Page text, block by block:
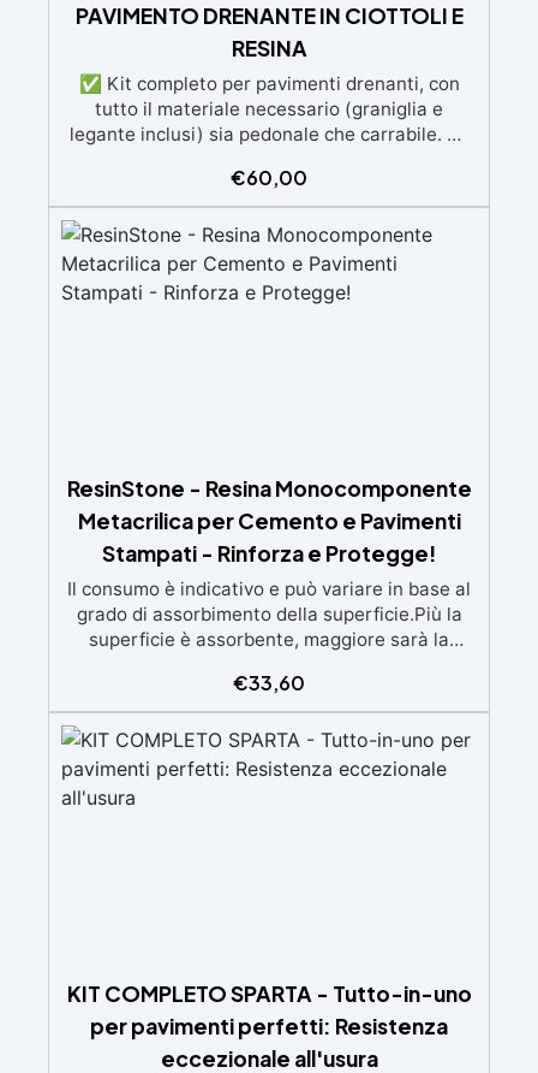
PAVIMENTO DRENANTE IN CIOTTOLI E
RESINA
✅ Kit completo per pavimenti drenanti, con
tutto il materiale necessario (graniglia e
legante inclusi) sia pedonale che carrabile. ✅
risultati impeccabili, senza bisogno di
esperienza, con assistenza video/telefonica
gratuita ✅ Economico e Veloce: rinnova le
superfici con una spesa minima, evitando
costosi lavori di ripristino, in appena 24h ✅
Versatile e personalizzabile: adatto a cemento,
€60,00
ResinStone - Resina Monocomponente
Metacrilica per Cemento e Pavimenti
Stampati - Rinforza e Protegge!
Il consumo è indicativo e può variare in base al
grado di assorbimento della superficie.Più la
superficie è assorbente, maggiore sarà la
ottimale, consigliamo di acquistare una
quantità sufficiente per l’applicazione di almeno
due mani. ✅ Resina metacrilica
monocomponente per consolidare e proteggere
pavimenti in cemento e calcestruzzo ✅
garage, cortili, magazzini e piazzali, resistente
a temperature estreme e agenti chimici
€33,60
KIT COMPLETO SPARTA - Tutto-in-uno
per pavimenti perfetti: Resistenza
eccezionale all'usura